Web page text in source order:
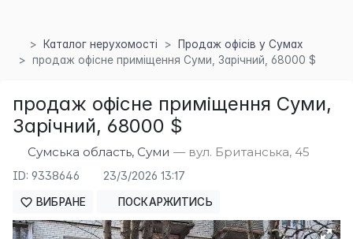
Каталог нерухомості
Продаж офісів у Сумах
продаж офісне приміщення Суми, Зарічний, 68000 $
продаж офісне приміщення Суми,
Зарічний, 68000 $
Сумська область, Суми — вул. Британська, 45
ID: 9338646 23/3/2026 13:17
ВИБРАНЕ ПОСКАРЖИТИСЬ